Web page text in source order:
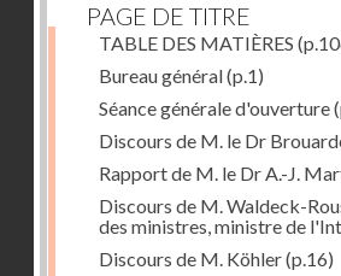
PAGE DE TITRE
TABLE DES MATIÈRES
Bureau général(p.1)
Séance générale d'ouverture
Discours de M. le Dr
Rapport de M. le Dr A.-J.
Discours de M. Waldeck-
des ministres, ministre de
Discours de M. Köhler(p.16)